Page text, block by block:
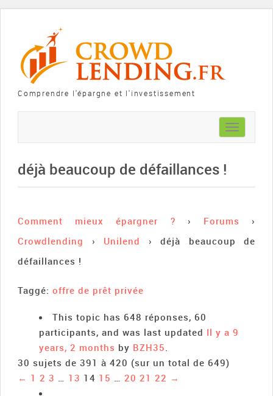
Comprendre l'épargne et l'investissement
Toggle
navigation
déjà beaucoup de défaillances !
Comment mieux épargner ? › Forums
›
Crowdlending
› Unilend ›
déjà beaucoup de
défaillances !
Taggé: offre de prêt privée
This topic has 648 réponses, 60
participants, and was last updated Il y a 9
years, 2 months by BZH35.
30 sujets de 391 à 420 (sur un total de 649)
← 1 2 3 … 13 14 15 … 20 21 22 →